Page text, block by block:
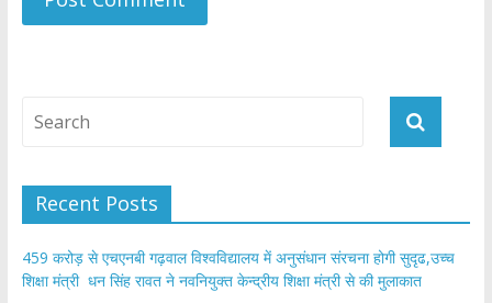
Recent Posts
459 करोड़ से एचएनबी गढ़वाल विश्वविद्यालय में अनुसंधान संरचना होगी सुदृढ,उच्च
शिक्षा मंत्री धन सिंह रावत ने नवनियुक्त केन्द्रीय शिक्षा मंत्री से की मुलाकात